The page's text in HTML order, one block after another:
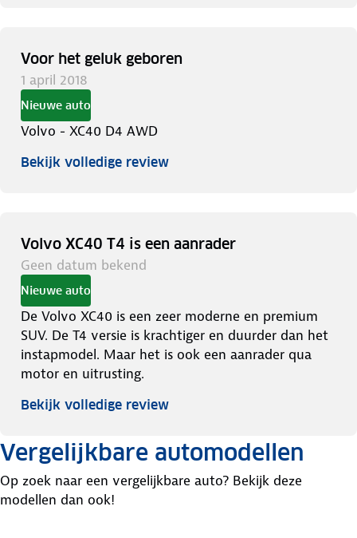
Voor het geluk geboren
1 april 2018
Nieuwe auto
Volvo - XC40 D4 AWD
Bekijk volledige review
Volvo XC40 T4 is een aanrader
Geen datum bekend
Nieuwe auto
De Volvo XC40 is een zeer moderne en premium
SUV. De T4 versie is krachtiger en duurder dan het
instapmodel. Maar het is ook een aanrader qua
motor en uitrusting.
Bekijk volledige review
Vergelijkbare automodellen
Op zoek naar een vergelijkbare auto? Bekijk deze
modellen dan ook!